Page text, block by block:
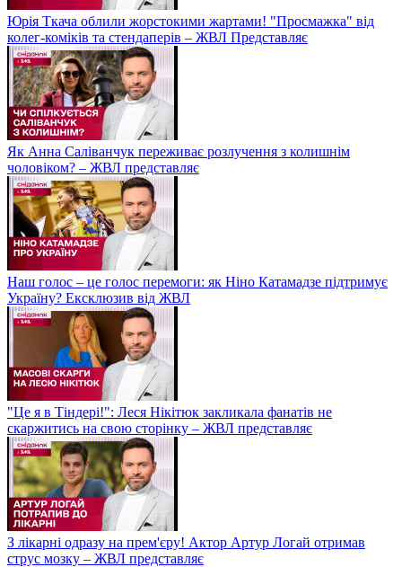
Юрія Ткача облили жорстокими жартами! "Просмажка" від
колег-коміків та стендаперів – ЖВЛ Представляє
Як Анна Саліванчук переживає розлучення з колишнім
чоловіком? – ЖВЛ представляє
Наш голос – це голос перемоги: як Ніно Катамадзе підтримує
Україну? Ексклюзив від ЖВЛ
"Це я в Тіндері!": Леся Нікітюк закликала фанатів не
скаржитись на свою сторінку – ЖВЛ представляє
З лікарні одразу на прем'єру! Актор Артур Логай отримав
струс мозку – ЖВЛ представляє